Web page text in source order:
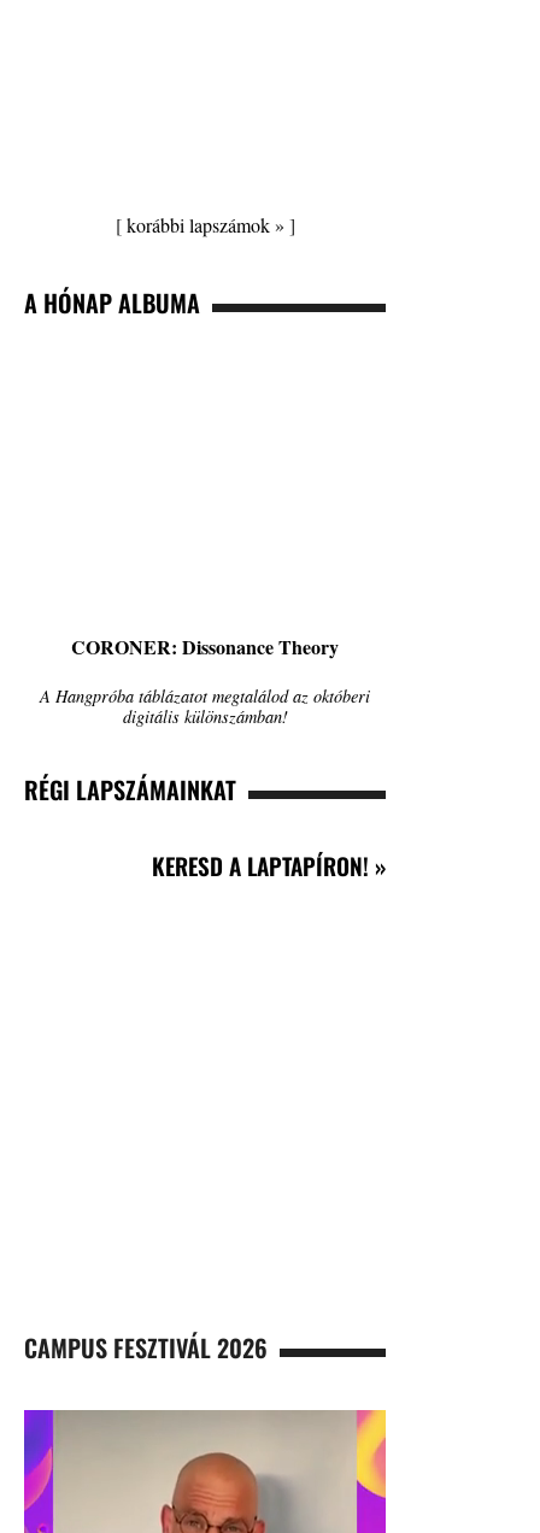
[korábbi lapszámok » ]
A HÓNAP ALBUMA
CORONER: Dissonance Theory
A Hangpróba táblázatot megtalálod az októberi
digitális különszámban!
RÉGI LAPSZÁMAINKAT
KERESD A LAPTAPÍRON! »
CAMPUS FESZTIVÁL 2026